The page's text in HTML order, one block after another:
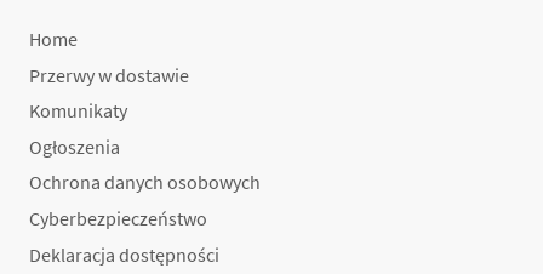
Home
Przerwy w dostawie
Komunikaty
Ogłoszenia
Ochrona danych osobowych
Cyberbezpieczeństwo
Deklaracja dostępności